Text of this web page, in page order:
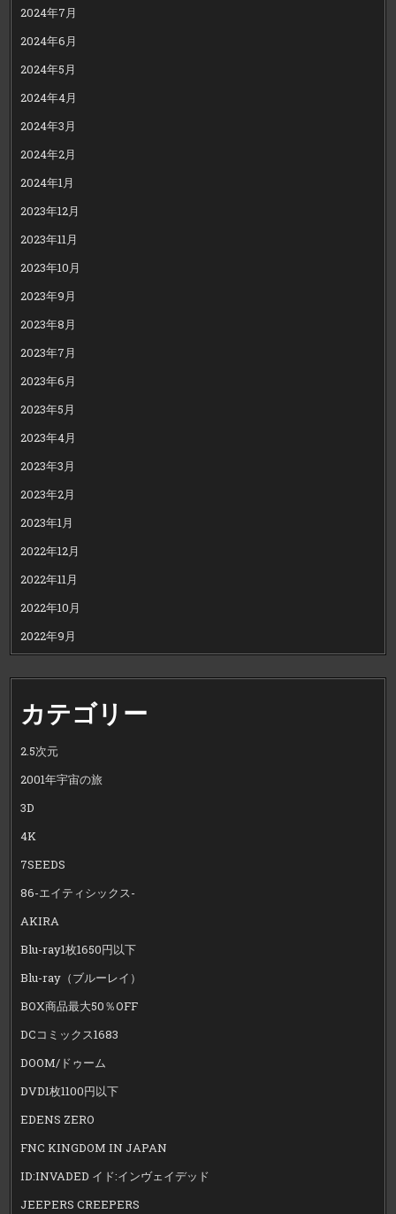
2024年7月
2024年6月
2024年5月
2024年4月
2024年3月
2024年2月
2024年1月
2023年12月
2023年11月
2023年10月
2023年9月
2023年8月
2023年7月
2023年6月
2023年5月
2023年4月
2023年3月
2023年2月
2023年1月
2022年12月
2022年11月
2022年10月
2022年9月
カテゴリー
2.5次元
2001年宇宙の旅
3D
4K
7SEEDS
86-エイティシックス-
AKIRA
Blu-ray1枚1650円以下
Blu-ray（ブルーレイ）
BOX商品最大50％OFF
DCコミックス1683
DOOM/ドゥーム
DVD1枚1100円以下
EDENS ZERO
FNC KINGDOM IN JAPAN
ID:INVADED イド:インヴェイデッド
JEEPERS CREEPERS